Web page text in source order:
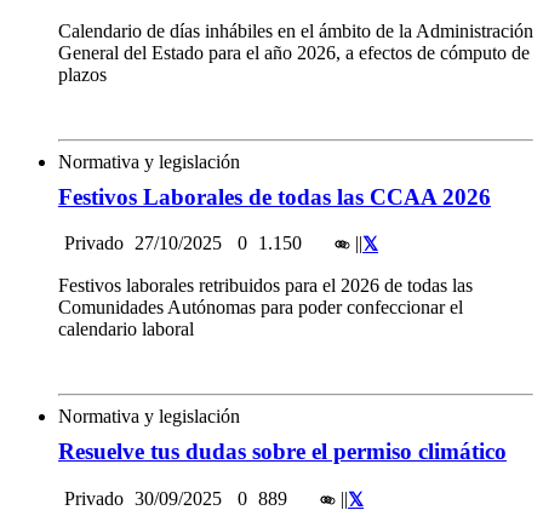
Calendario de días inhábiles en el ámbito de la Administración
General del Estado para el año 2026, a efectos de cómputo de
plazos
Normativa y legislación
Festivos Laborales de todas las CCAA 2026
Privado 27/10/2025 0 1.150 ||
Festivos laborales retribuidos para el 2026 de todas las
Comunidades Autónomas para poder confeccionar el
calendario laboral
Normativa y legislación
Resuelve tus dudas sobre el permiso climático
Privado 30/09/2025 0 889 ||